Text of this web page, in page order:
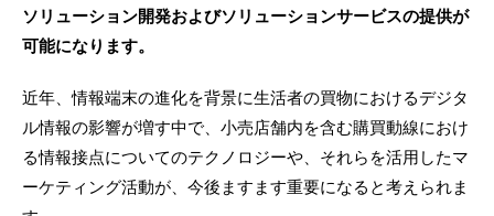
ソリューション開発およびソリューションサービスの提供が
可能になります。
近年、情報端末の進化を背景に生活者の買物におけるデジタ
ル情報の影響が増す中で、小売店舗内を含む購買動線におけ
る情報接点についてのテクノロジーや、それらを活用したマ
ーケティング活動が、今後ますます重要になると考えられま